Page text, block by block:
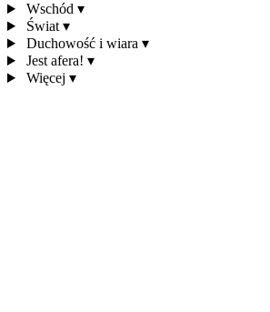
Wschód ▾
Świat ▾
Duchowość i wiara ▾
Jest afera! ▾
Więcej ▾